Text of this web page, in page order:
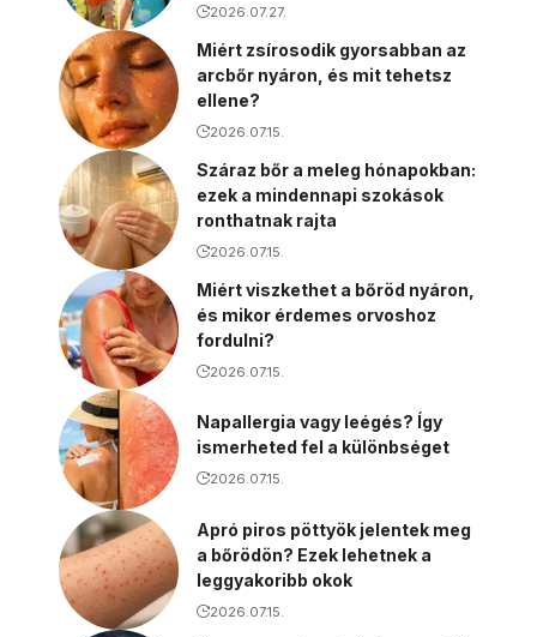
2026.07.27.
Miért zsírosodik gyorsabban az
arcbőr nyáron, és mit tehetsz
ellene?
2026.07.15.
Száraz bőr a meleg hónapokban:
ezek a mindennapi szokások
ronthatnak rajta
2026.07.15.
Miért viszkethet a bőröd nyáron,
és mikor érdemes orvoshoz
fordulni?
2026.07.15.
Napallergia vagy leégés? Így
ismerheted fel a különbséget
2026.07.15.
Apró piros pöttyök jelentek meg
a bőrödön? Ezek lehetnek a
leggyakoribb okok
2026.07.15.